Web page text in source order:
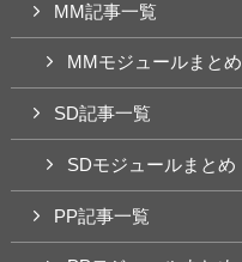
MM記事一覧
MMモジュールまとめ
SD記事一覧
SDモジュールまとめ
PP記事一覧